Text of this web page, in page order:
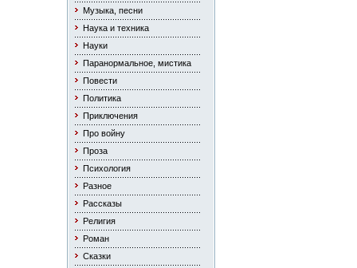
Музыка, песни
Наука и техника
Науки
Паранормальное, мистика
Повести
Политика
Приключения
Про войну
Проза
Психология
Разное
Рассказы
Религия
Роман
Сказки